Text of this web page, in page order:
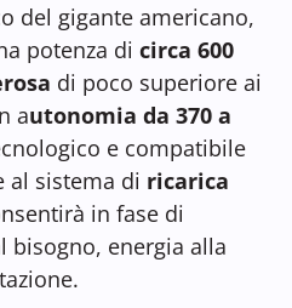
del gigante americano,
potenza di circa 600
di poco superiore ai
autonomia da 370 a
e compatibile
al sistema di ricarica
in fase di
bisogno, energia alla